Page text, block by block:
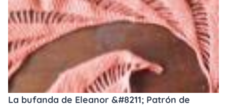
La bufanda de Eleanor &#8211; Patrón de